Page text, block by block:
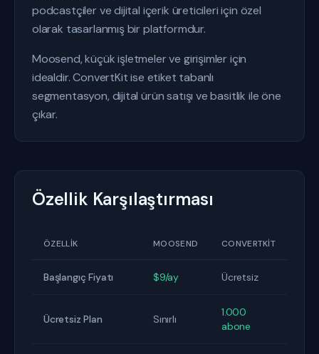
podcastçiler ve dijital içerik üreticileri için özel
olarak tasarlanmış bir platformdur.
Moosend, küçük işletmeler ve girişimler için
idealdir. ConvertKit ise etiket tabanlı
segmentasyon, dijital ürün satışı ve basitlik ile öne
çıkar.
Özellik Karşılaştırması
ÖZELLIK MOOSEND CONVERTKIT
Başlangıç Fiyatı $9/ay Ücretsiz
Ücretsiz Plan Sınırlı
1.000
abone